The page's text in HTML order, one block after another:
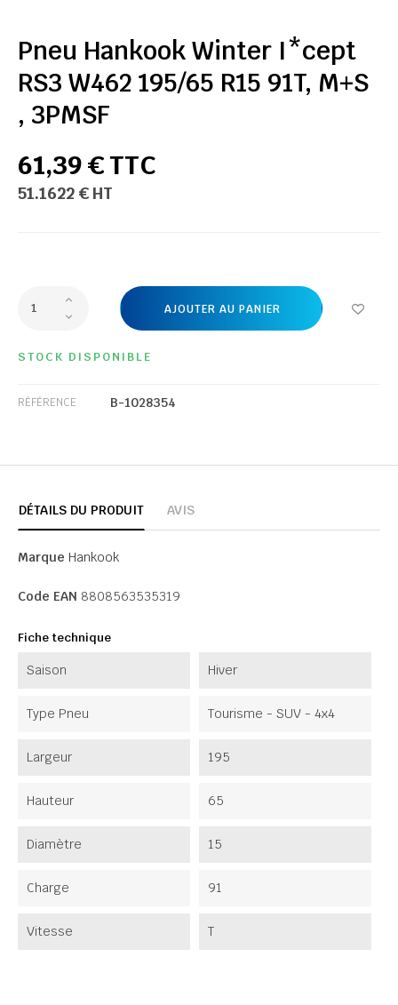
Pneu Hankook Winter I*cept
RS3 W462 195/65 R15 91T, M+S
, 3PMSF
61,39 € TTC
51.1622 € HT
AJOUTER AU PANIER
STOCK DISPONIBLE
RÉFÉRENCE B-1028354
DÉTAILS DU PRODUIT AVIS
Marque Hankook
Code EAN 8808563535319
Fiche technique
Saison Hiver
Type Pneu Tourisme - SUV - 4x4
Largeur 195
Hauteur 65
Diamètre 15
Charge 91
Vitesse T